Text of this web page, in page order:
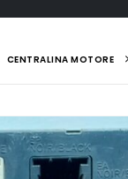
CENTRALINA MOTORE